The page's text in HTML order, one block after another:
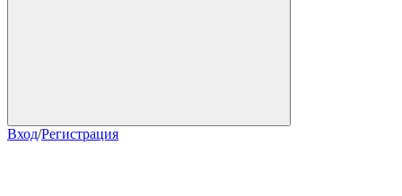
Вход/Регистрация